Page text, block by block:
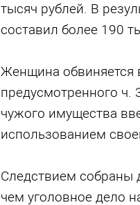
тысяч рублей. В
составил более 190
Женщина обвиняется
предусмотренного ч.
чужого имущества
использованием
Следствием собраны
чем уголовное дело